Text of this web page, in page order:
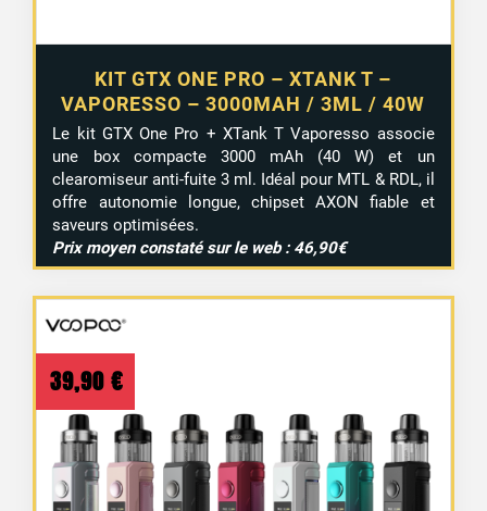
KIT GTX ONE PRO – XTANK T –
VAPORESSO – 3000MAH / 3ML / 40W
Le kit GTX One Pro + XTank T Vaporesso associe
une box compacte 3000 mAh (40 W) et un
clearomiseur anti-fuite 3 ml. Idéal pour MTL & RDL, il
offre autonomie longue, chipset AXON fiable et
saveurs optimisées.
Prix moyen constaté sur le web : 46,90€
39,90 €